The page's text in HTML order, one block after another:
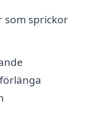
som sprickor